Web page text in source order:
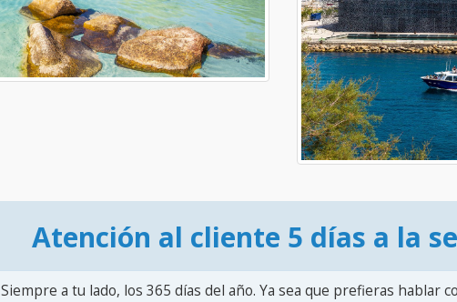
Atención al cliente 5 días a la
Siempre a tu lado, los 365 días del año. Ya sea que prefieras hablar